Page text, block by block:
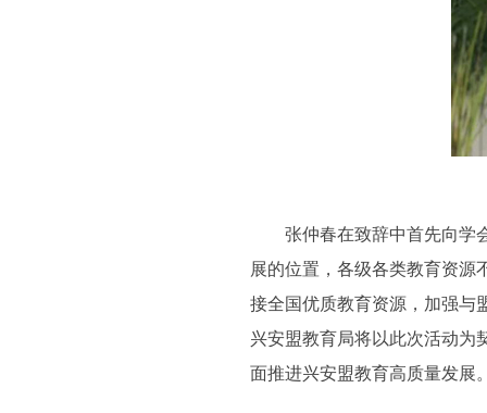
张仲春在致辞中首先向学会
展的位置，各级各类教育资源
接全国优质教育资源，加强与
兴安盟教育局将以此次活动为
面推进兴安盟教育高质量发展